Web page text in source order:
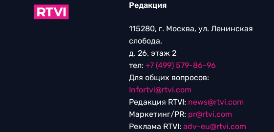
Редакция
115280, г. Москва, ул. Ленинская
слобода,
д. 26, этаж 2
тел: +7 (499) 579-86-96
Для общих вопросов:
Infortvi@rtvi.com
Редакция RTVI: news@rtvi.com
Маркетинг/PR: pr@rtvi.com
Реклама RTVI: adv-eu@rtvi.com